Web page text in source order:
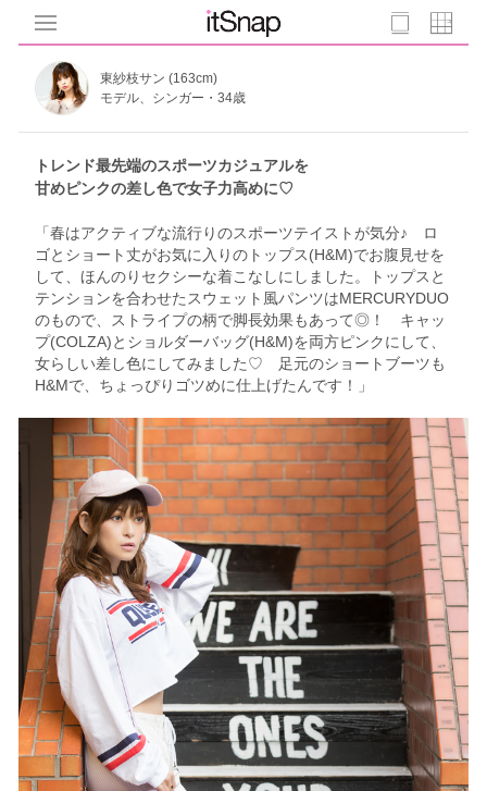
東紗枝サン (163cm)
モデル、シンガー・34歳
トレンド最先端のスポーツカジュアルを
甘めピンクの差し色で女子力高めに♡
「春はアクティブな流行りのスポーツテイストが気分♪ ロ
ゴとショート丈がお気に入りのトップス(H&M)でお腹見せを
して、ほんのりセクシーな着こなしにしました。トップスと
テンションを合わせたスウェット風パンツはMERCURYDUO
のもので、ストライプの柄で脚長効果もあって◎！ キャッ
プ(COLZA)とショルダーバッグ(H&M)を両方ピンクにして、
女らしい差し色にしてみました♡ 足元のショートブーツも
H&Mで、ちょっぴりゴツめに仕上げたんです！」